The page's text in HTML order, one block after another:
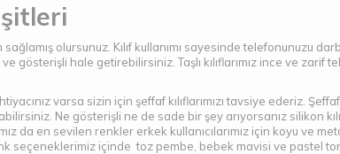
olursunuz. Kılıf kullanımı sayesinde telefonunuzu
gösterişli hale getirebilirsiniz. Taşlı kılıflarımız ince ve zarif
varsa sizin için şeffaf kılıflarımızı tavsiye ederiz.
Ne gösterişli ne de sade bir şey arıyorsanız silikon
da en sevilen renkler erkek kullanıcılarımız için koyu ve
seçeneklerimiz içinde toz pembe, bebek mavisi ve pastel